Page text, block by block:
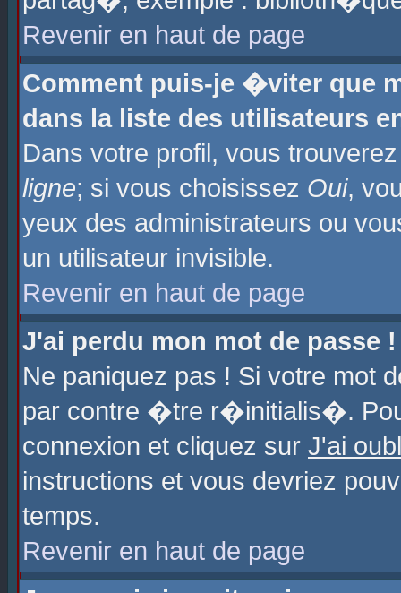
Revenir en haut de page
Comment puis-je �viter que
dans la liste des utilisateurs
Dans votre profil, vous
ligne; si vous choisissez Oui,
yeux des administrateurs ou
un utilisateur invisible.
Revenir en haut de page
J'ai perdu mon mot de passe !
Ne paniquez pas ! Si votre
par contre �tre r�initialis�.
connexion et cliquez sur J'ai
instructions et vous devriez
temps.
Revenir en haut de page